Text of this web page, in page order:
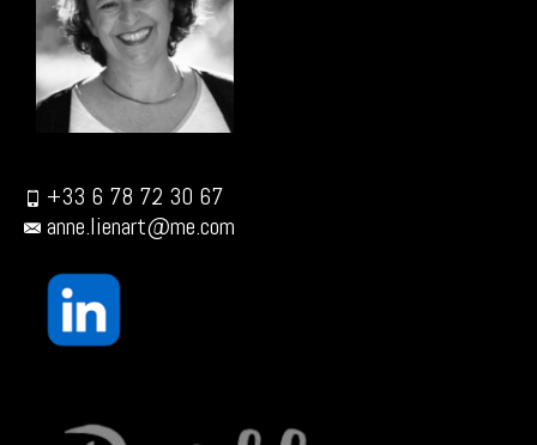
+33 6 78 72 30 67
anne.lienart@me.com